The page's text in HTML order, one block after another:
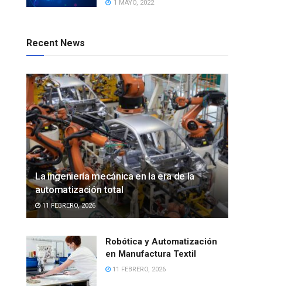
1 MAYO, 2022
Recent News
La ingeniería mecánica en la era de la
automatización total
11 FEBRERO, 2026
Robótica y Automatización
en Manufactura Textil
11 FEBRERO, 2026